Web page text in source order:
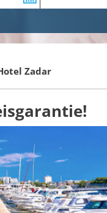
Zadar